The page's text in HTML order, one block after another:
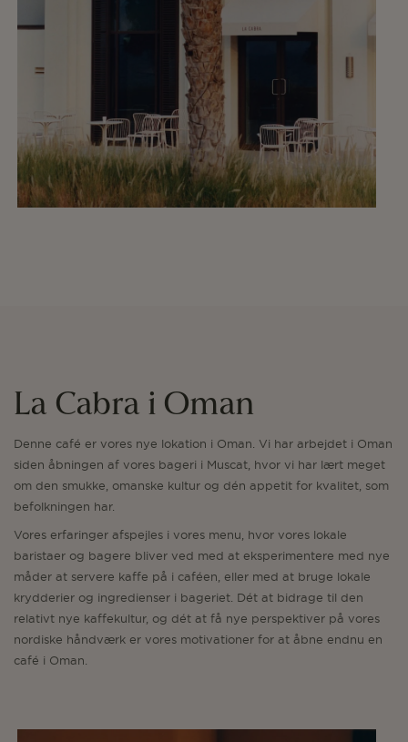
La Cabra i Oman
Denne café er vores nye lokation i Oman. Vi har arbejdet i Oman
siden åbningen af vores bageri i Muscat, hvor vi har lært meget
om den smukke, omanske kultur og dén appetit for kvalitet, som
befolkningen har.
Vores erfaringer afspejles i vores menu, hvor vores lokale
baristaer og bagere bliver ved med at eksperimentere med nye
måder at servere kaffe på i caféen, eller med at bruge lokale
krydderier og ingredienser i bageriet. Dét at bidrage til den
relativt nye kaffekultur, og dét at få nye perspektiver på vores
nordiske håndværk er vores motivationer for at åbne endnu en
café i Oman.